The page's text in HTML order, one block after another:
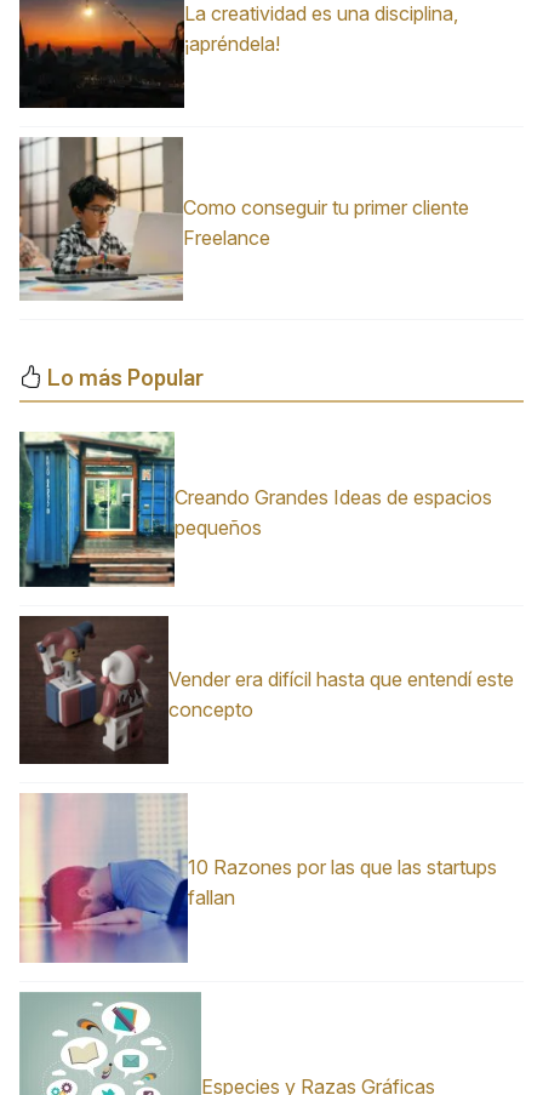
La creatividad es una disciplina,
¡apréndela!
Como conseguir tu primer cliente
Freelance
Lo más Popular
Creando Grandes Ideas de espacios
pequeños
Vender era difícil hasta que entendí este
concepto
10 Razones por las que las startups
fallan
Especies y Razas Gráficas